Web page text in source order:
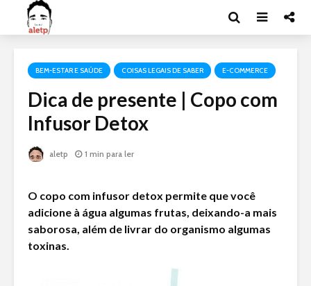
BEM-ESTAR E SAÚDE COISAS LEGAIS DE SABER E-COMMERCE
Dica de presente | Copo com
Infusor Detox
aletp 1 min para ler
O copo com infusor detox permite que você
adicione à água algumas frutas, deixando-a mais
saborosa, além de livrar do organismo algumas
toxinas.